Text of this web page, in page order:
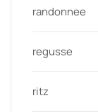
randonnee
regusse
ritz